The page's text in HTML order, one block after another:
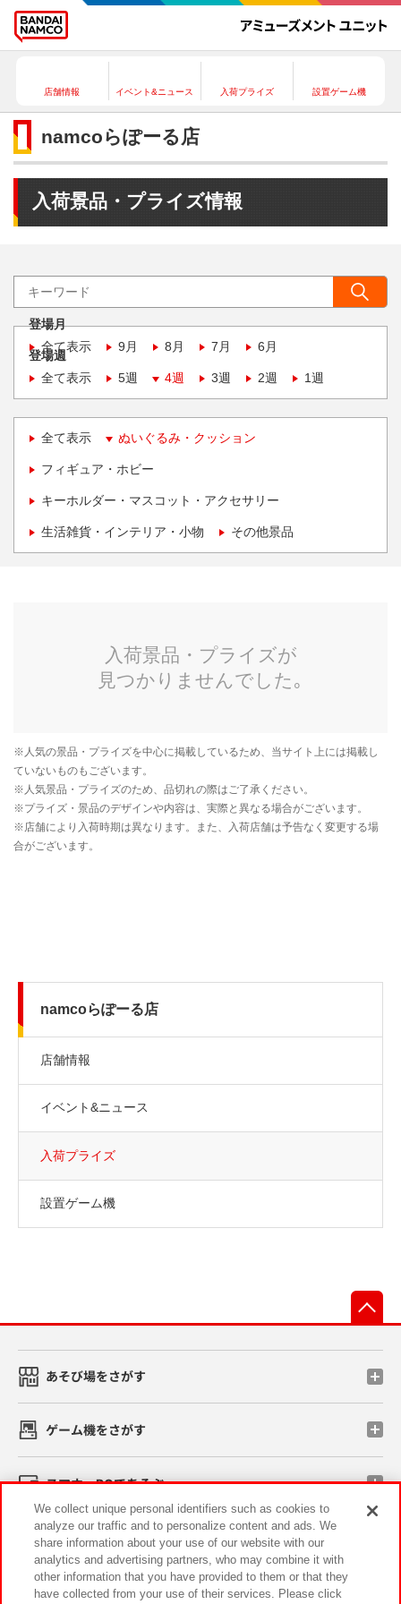
店舗情報 イベント&ニュース 入荷プライズ 設置ゲーム機
namcoらぽーる店
入荷景品・プライズ情報
登場月
全て表示
9月 8月 7月 6月
登場週
全て表示
5週 4週 3週 2週 1週
全て表示 ぬいぐるみ・クッション
フィギュア・ホビー
キーホルダー・マスコット・アクセサリー
生活雑貨・インテリア・小物 その他景品
namcoらぽーる店
店舗情報
イベント&ニュース
入荷プライズ
設置ゲーム機
あそび場をさがす
ゲーム機をさがす
スマホ・PCであそぶ
イベント・キャンペーン
We collect unique personal identifiers such as cookies to
analyze our traffic and to personalize content and ads. We
share information about your use of our website with our
analytics and advertising partners, who may combine it with
other information that you have provided to them or that they
have collected from your use of their services. Please click